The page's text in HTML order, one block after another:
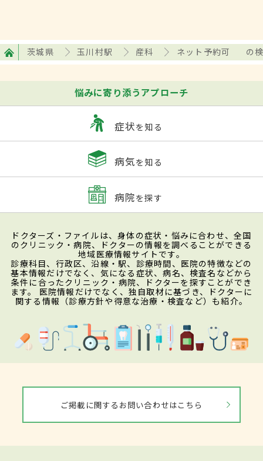
茨城県 玉川村駅 産科 ネット予約可 の
悩みに寄り添うアプローチ
症状を知る
病気を知る
病院を探す
ドクターズ・ファイルは、身体の症状・悩みに合わせ、全国
のクリニック・病院、ドクターの情報を調べることができる
地域医療情報サイトです。
診療科目、行政区、沿線・駅、診療時間、医院の特徴などの
基本情報だけでなく、気になる症状、病名、検査名などから
条件に合ったクリニック・病院、ドクターを探すことができ
ます。 医院情報だけでなく、独自取材に基づき、ドクターに
関する情報（診療方針や得意な治療・検査など）も紹介。
ご掲載に関するお問い合わせはこちら